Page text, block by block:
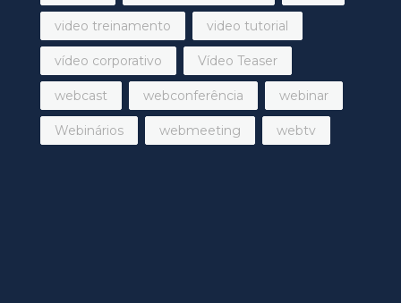
video treinamento video tutorial
vídeo corporativo Vídeo Teaser
webcast webconferência webinar
Webinários webmeeting webtv